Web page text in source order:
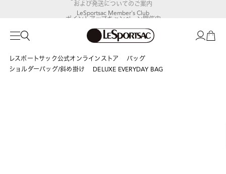
LeSportsac Member's Club
ポイントアップキャンペーン開催中
レスポートサック公式オンラインストア
バッグ
ショルダーバッグ/斜め掛け
DELUXE EVERYDAY BAG